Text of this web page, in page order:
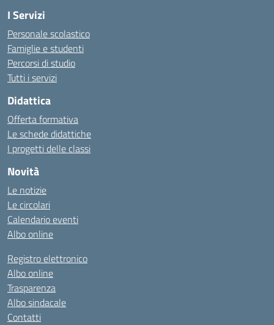
I Servizi
Personale scolastico
Famiglie e studenti
Percorsi di studio
Tutti i servizi
Didattica
Offerta formativa
Le schede didattiche
I progetti delle classi
Novità
Le notizie
Le circolari
Calendario eventi
Albo online
Registro elettronico
Albo online
Trasparenza
Albo sindacale
Contatti